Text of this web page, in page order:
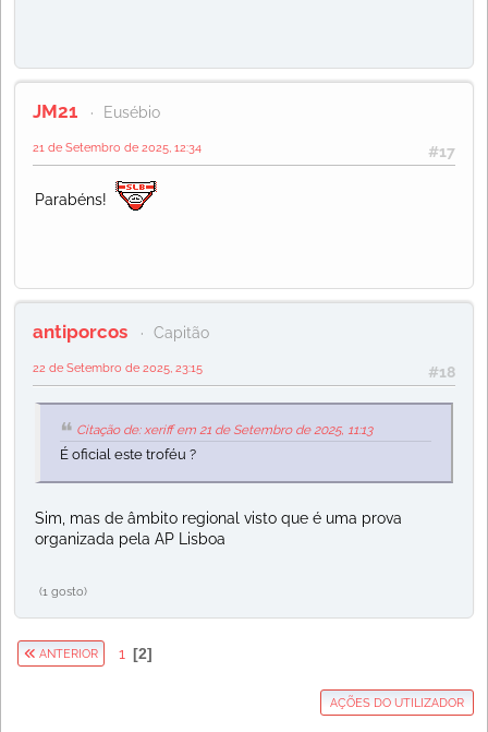
JM21 Eusébio
#17
21 de Setembro de 2025, 12:34
Parabéns!
antiporcos Capitão
#18
22 de Setembro de 2025, 23:15
Citação de: xeriff em 21 de Setembro de 2025, 11:13
É oficial este troféu ?
Sim, mas de âmbito regional visto que é uma prova
organizada pela AP Lisboa
(1 gosto)
ANTERIOR 1 2
AÇÕES DO UTILIZADOR